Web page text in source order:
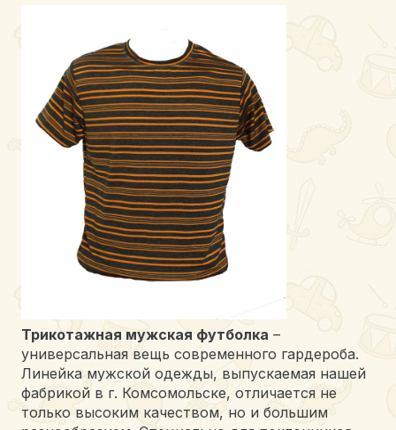
Трикотажная мужская футболка –
универсальная вещь современного гардероба.
Линейка мужской одежды, выпускаемая нашей
фабрикой в г. Комсомольске, отличается не
только высоким качеством, но и большим